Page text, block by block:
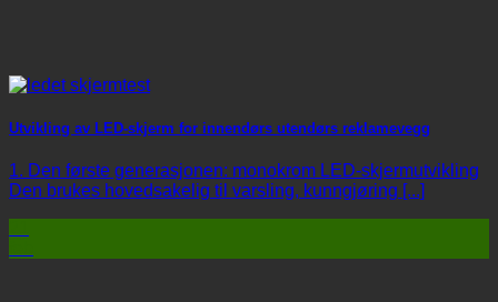
Utvikling av LED-skjerm for innendørs utendørs reklamevegg
1. Den første generasjonen: monokrom LED-skjermutvikling
Den brukes hovedsakelig til varsling, kunngjøring [...]